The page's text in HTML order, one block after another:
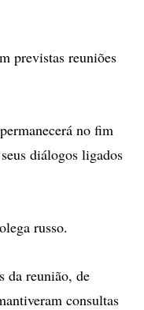
previstas reuniões
no fim
diálogos ligados
russo.
da reunião, de
consultas